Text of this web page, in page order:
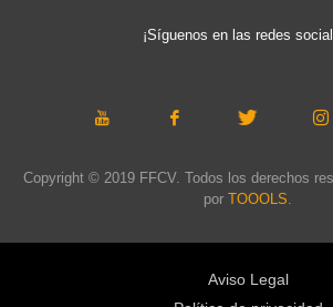
¡Síguenos en las redes
Copyright © 2019 FFCV. Todos los derechos
por TOOOLS
Aviso Legal